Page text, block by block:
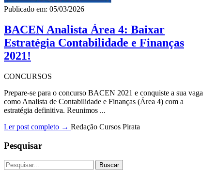
Publicado em: 05/03/2026
BACEN Analista Área 4: Baixar
Estratégia Contabilidade e Finanças
2021!
CONCURSOS
Prepare-se para o concurso BACEN 2021 e conquiste a sua vaga
como Analista de Contabilidade e Finanças (Área 4) com a
estratégia definitiva. Reunimos ...
Ler post completo → Redação Cursos Pirata
Pesquisar
Buscar